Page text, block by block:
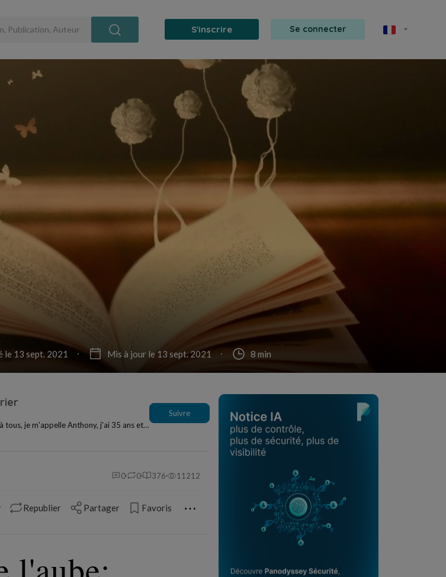
S'inscrire Se connecter
le 13 sept. 2021 Mis à jour le 13 sept. 2021 8 min
tous, je m'appelle Anthony, j'ai 35 ans et
Suivre
0 0 376 11212
Republier Partager Favoris ⋯